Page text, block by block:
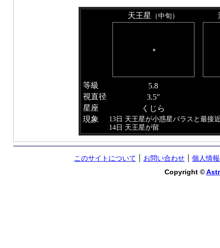
天王星 （中旬）
等級
5.8
視直径
3.5"
星座
くじら
現象
13日 天王星が小惑星パラスと最接
14日 天王星が留
このサイトについて お問い合わせ
個人情
Copyright ©